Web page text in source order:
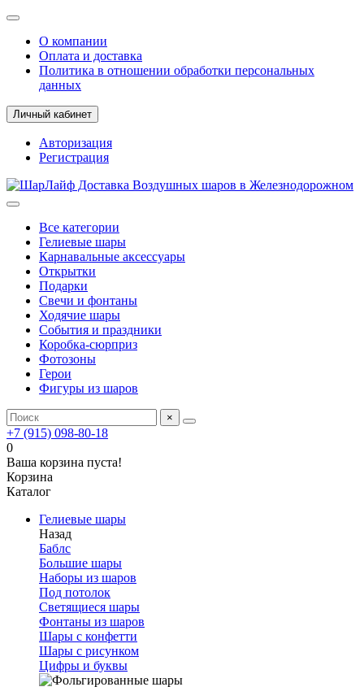
О компании
Оплата и доставка
Политика в отношении обработки персональных
данных
Личный кабинет
Авторизация
Регистрация
Все категории
Гелиевые шары
Карнавальные аксессуары
Открытки
Подарки
Свечи и фонтаны
Ходячие шары
События и праздники
Коробка-сюрприз
Фотозоны
Герои
Фигуры из шаров
×
+7 (915) 098-80-18
0
Ваша корзина пуста!
Корзина
Каталог
Гелиевые шары
Назад
Баблс
Большие шары
Наборы из шаров
Под потолок
Светящиеся шары
Фонтаны из шаров
Шары с конфетти
Шары с рисунком
Цифры и буквы